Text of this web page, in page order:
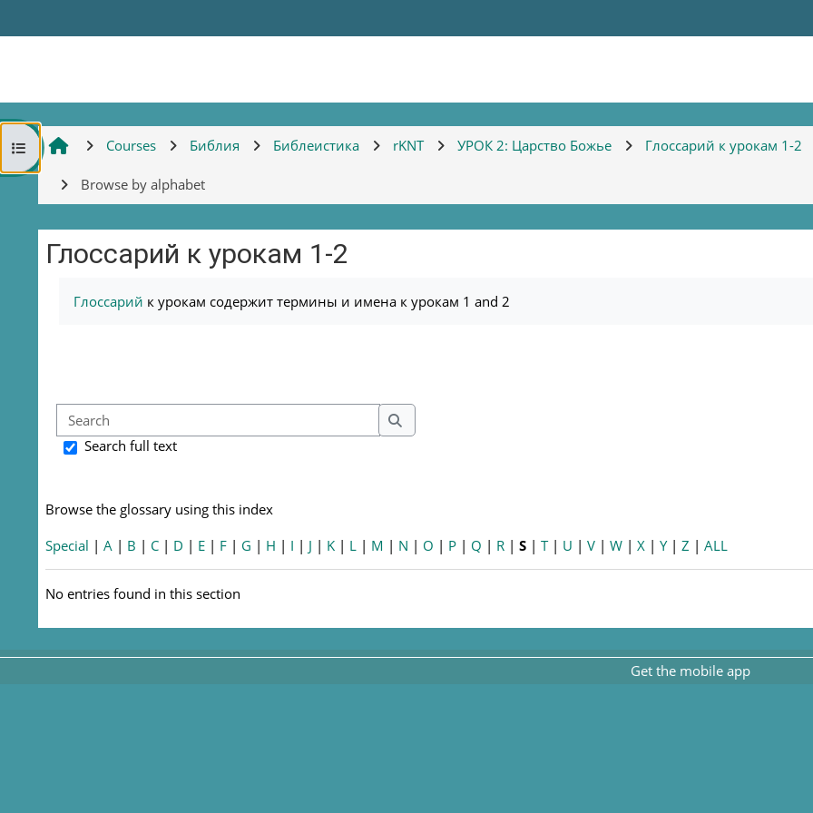
Open course indexCourses Библия Библеистика rKNT УРОК 2: Царство Божье Глоссарий к урокам 1-2
Browse by alphabet
Глоссарий к урокам 1-2
Глоссарий к урокам содержит термины и имена к урокам 1 and 2
Search
Search
Search full text
Browse the glossary using this index
Special |A | B | C | D | E | F | G | H | I | J | K | L | M | N | O | P | Q | R |S |T| U |V |W |X |Y|Z |ALL
No entries found in this section
Get the mobile app